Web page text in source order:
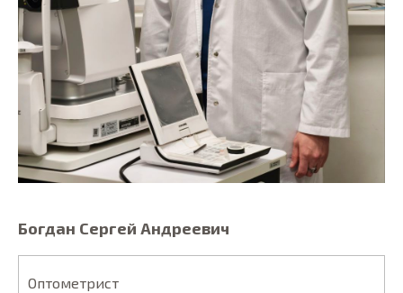
Богдан Сергей Андреевич
Оптометрист